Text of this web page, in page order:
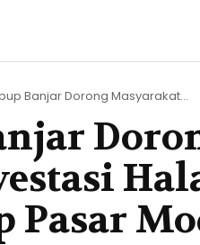
Banjar Dorong Masyarakat...
Pasar